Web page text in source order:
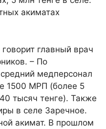
акиматах
главный врач
– По
медперсонал
1500 МРП (более 5
тысяч тенге). Также
в селе Заречное.
акимат. В прошлом